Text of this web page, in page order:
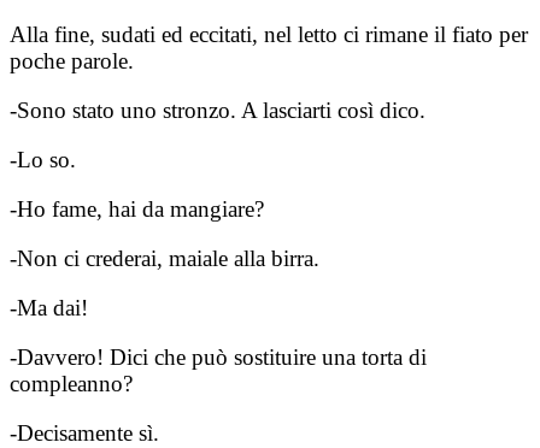
Alla fine, sudati ed eccitati, nel letto ci rimane il fiato per
poche parole.
-Sono stato uno stronzo. A lasciarti così dico.
-Lo so.
-Ho fame, hai da mangiare?
-Non ci crederai, maiale alla birra.
-Ma dai!
-Davvero! Dici che può sostituire una torta di
compleanno?
-Decisamente sì.